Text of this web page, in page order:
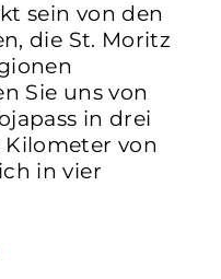
sein von den
die St. Moritz
Sie uns von
in drei
von
in vier